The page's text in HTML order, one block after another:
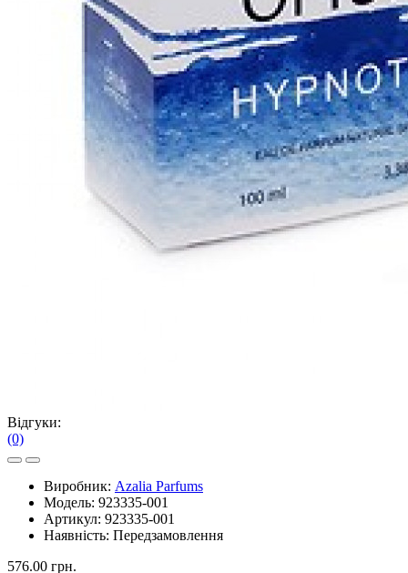
Відгуки:
(0)
Виробник: Azalia Parfums
Модель: 923335-001
Артикул: 923335-001
Наявність: Передзамовлення
576.00 грн.